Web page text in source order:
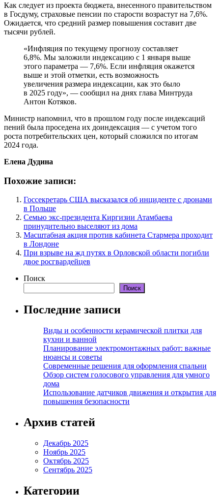
Как следует из проекта бюджета, внесенного правительством
в Госдуму, страховые пенсии по старости возрастут на 7,6%.
Ожидается, что средний размер повышения составит две
тысячи рублей.
«Инфляция по текущему прогнозу составляет
6,8%. Мы заложили индексацию с 1 января выше
этого параметра — 7,6%. Если инфляция окажется
выше и этой отметки, есть возможность
увеличения размера индексации, как это было
в 2025 году», — сообщил на днях глава Минтруда
Антон Котяков.
Министр напомнил, что в прошлом году после индексаций
пений была проседена их доиндексация — с учетом того
роста потребительских цен, который сложился по итогам
2024 года.
Елена Дудина
Похожие записи:
Госсекретарь США высказался об инциденте с дронами
в Польше
Семью экс-президента Киргизии Атамбаева
принудительно выселяют из дома
Масштабная акция против кабинета Стармера проходит
в Лондоне
При взрыве на жд путях в Орловской области погибли
двое росгвардейцев
Поиск
Поиск
Последние записи
Виды и особенности керамической плитки для
кухни и ванной
Планирование электромонтажных работ: важные
нюансы и советы
Современные решения для оформления спальни
Обзор систем голосового управления для умного
дома
Использование датчиков движения и открытия для
повышения безопасности
Архив статей
Декабрь 2025
Ноябрь 2025
Октябрь 2025
Сентябрь 2025
Категории